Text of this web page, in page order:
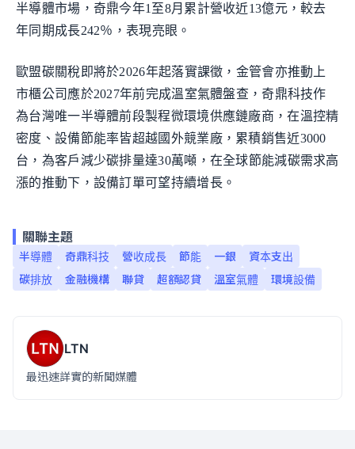
半導體市場，奇鼎今年1至8月累計營收近13億元，較去
年同期成長242％，表現亮眼。
歐盟碳關稅即將於2026年起落實課徵，金管會亦推動上
市櫃公司應於2027年前完成溫室氣體盤查，奇鼎科技作
為台灣唯一半導體前段製程微環境供應鏈廠商，在溫控精
密度、設備節能率皆超越國外競業廠，累積銷售近3000
台，為客戶減少碳排量達30萬噸，在全球節能減碳需求高
漲的推動下，設備訂單可望持續增長。
關聯主題
半導體 奇鼎科技 營收成長 節能 一銀
資本支出
碳排放
金融機構 聯貸 超額認貸 溫室氣體 環境設備
LTN
最迅速詳實的新聞媒體